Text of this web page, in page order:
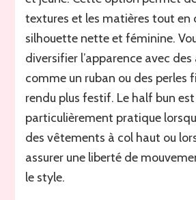
textures et les matières tout en
silhouette nette et féminine.
diversifier l’apparence avec des
comme un ruban ou des perles
rendu plus festif. Le half bun est
particulièrement pratique
des vêtements à col haut ou
assurer une liberté de
le style.